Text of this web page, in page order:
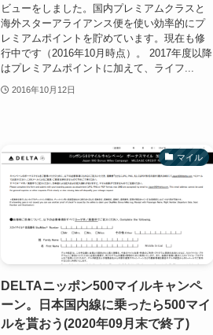
ビューをしました。国内プレミアムクラスと
海外スターアライアンス便を使い効率的にプ
レミアムポイントを貯めています。現在も修
行中です（2016年10月時点）。 2017年度以降
はプレミアムポイントに加えて、ライフ...
2016年10月12日
マイル
DELTAニッポン500マイルキャンペ
ーン。日本国内線に乗ったら500マイ
ルを貰おう(2020年09月末で終了)